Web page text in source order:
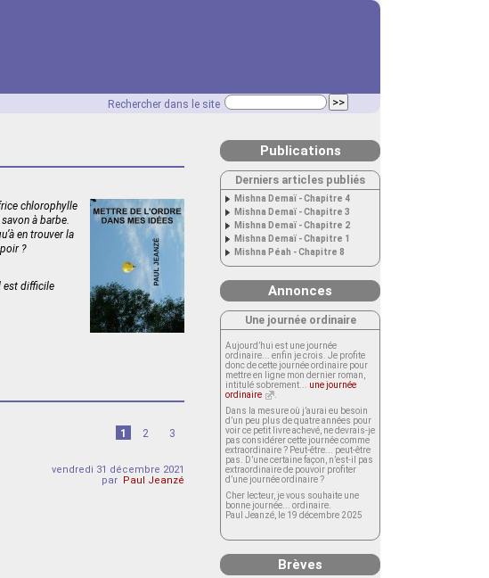
Rechercher dans le site
chlorophylle
à barbe.
en trouver la
?
est difficile
1 2 3
vendredi 31 décembre 2021
par Paul Jeanzé
Publications
Derniers articles publiés
Mishna Demaï - Chapitre 4
Mishna Demaï - Chapitre 3
Mishna Demaï - Chapitre 2
Mishna Demaï - Chapitre 1
Mishna Péah - Chapitre 8
Annonces
Une journée ordinaire
Aujourd’hui est une journée
ordinaire... enfin je crois. Je profite
donc de cette journée ordinaire pour
mettre en ligne mon dernier roman,
intitulé sobrement... une journée
ordinaire
Dans la mesure où j’aurai eu besoin
d’un peu plus de quatre années pour
voir ce petit livre achevé, ne devrais-je
pas considérer cette journée comme
extraordinaire ? Peut-être... peut-être
pas. D’une certaine façon, n’est-il pas
extraordinaire de pouvoir profiter
d’une journée ordinaire ?
Cher lecteur, je vous souhaite une
bonne journée... ordinaire.
Paul Jeanzé, le 19 décembre 2025
Brèves